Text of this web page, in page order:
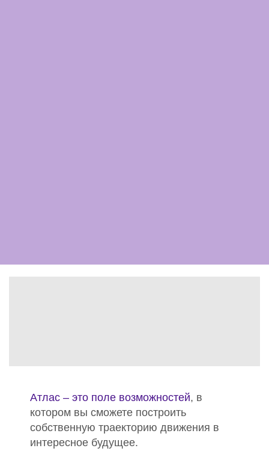
Атлас – это поле возможностей, в
котором вы сможете построить
собственную траекторию движения в
интересное будущее.